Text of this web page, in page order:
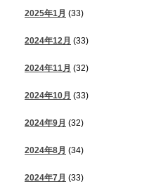
2025年1月 (33)
2024年12月 (33)
2024年11月 (32)
2024年10月 (33)
2024年9月 (32)
2024年8月 (34)
2024年7月 (33)